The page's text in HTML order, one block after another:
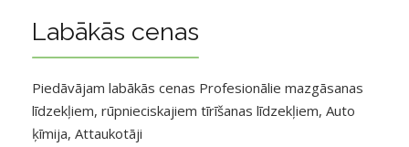
Labākās cenas
Piedāvājam labākās cenas Profesionālie mazgāsanas
līdzekļiem, rūpnieciskajiem tīrīšanas līdzekļiem, Auto
ķīmija, Attaukotāji